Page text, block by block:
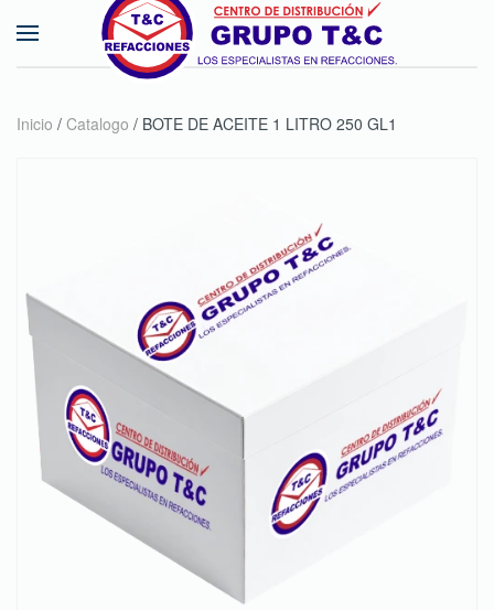
Skip to main content
Inicio / Catalogo / BOTE DE ACEITE 1 LITRO 250 GL1